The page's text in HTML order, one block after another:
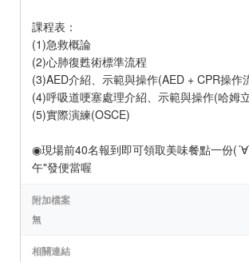
課程表：
(1)急救概論
(2)心肺復甦術標準流程
(3)AED介紹、示範與操作(AED + CPR操作
(4)呼吸道哽塞處理介紹、示範與操作(哈姆
(5)實際演練(OSCE)
◉現場前40名報到即可領取美味餐點一份
午"發便當喔
附加檔案
無
相關連結